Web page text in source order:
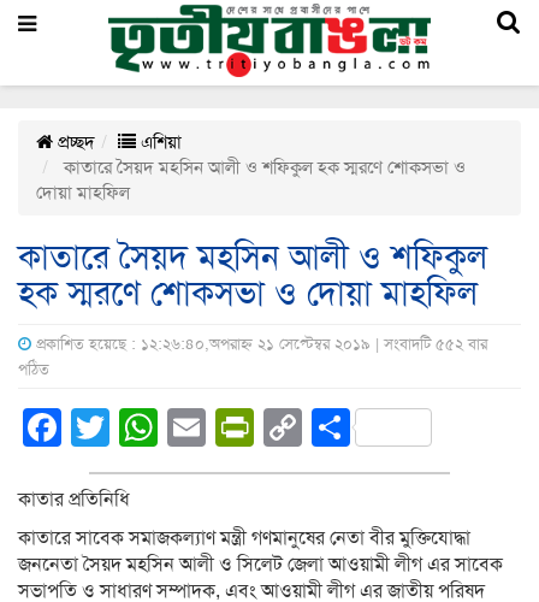
প্রচ্ছদ
এশিয়া
কাতারে সৈয়দ মহসিন আলী ও শফিকুল হক স্মরণে শোকসভা ও
দোয়া মাহফিল
কাতারে সৈয়দ মহসিন আলী ও শফিকুল
হক স্মরণে শোকসভা ও দোয়া মাহফিল
প্রকাশিত হয়েছে : ১২:২৬:৪০,অপরাহ্ন ২১ সেপ্টেম্বর ২০১৯ | সংবাদটি ৫৫২ বার
পঠিত
Facebook
Twitter
WhatsApp
EmailPrintFriendly
Copy
Link
Share
কাতার প্রতিনিধি
কাতারে সাবেক সমাজকল্যাণ মন্ত্রী গণমানুষের নেতা বীর মুক্তিযোদ্ধা
জননেতা সৈয়দ মহসিন আলী ও সিলেট জেলা আওয়ামী লীগ এর সাবেক
সভাপতি ও সাধারণ সম্পাদক, এবং আওয়ামী লীগ এর জাতীয় পরিষদ